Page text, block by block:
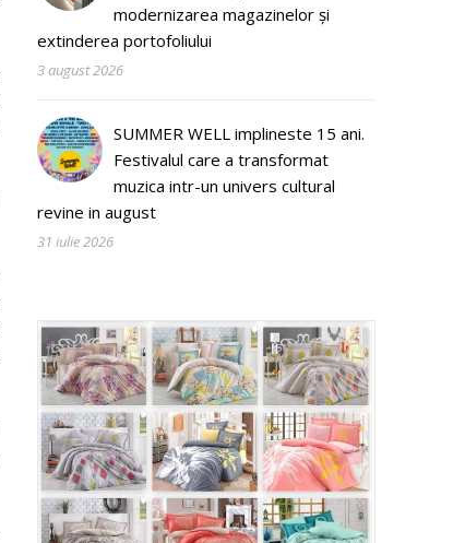
modernizarea magazinelor și
extinderea portofoliului
3 august 2026
SUMMER WELL implineste 15 ani.
Festivalul care a transformat
muzica intr-un univers cultural
revine in august
31 iulie 2026